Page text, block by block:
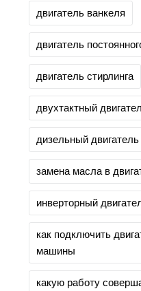
двигатель ванкеля
двигатель
двигатель стирлинга
двухтактный
дизельный двигатель
замена масла в
инверторный
как подключить
машины
какую работу